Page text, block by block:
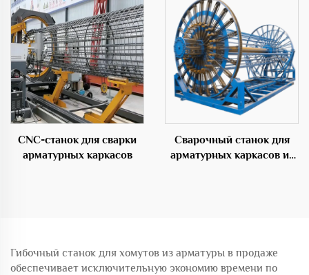
CNC-станок для сварки
арматурных каркасов
Сварочный станок для
арматурных каркасов из
Гибочный станок для хомутов из арматуры в продаже
обеспечивает исключительную экономию времени по